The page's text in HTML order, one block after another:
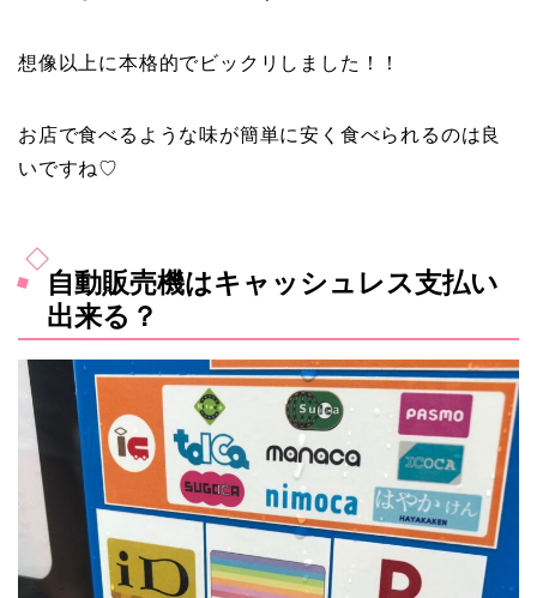
想像以上に本格的でビックリしました！！
お店で食べるような味が簡単に安く食べられるのは良
いですね♡
自動販売機はキャッシュレス支払い
出来る？